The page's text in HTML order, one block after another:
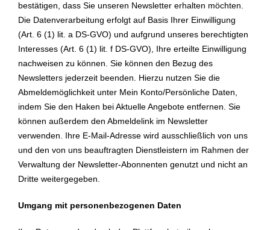
bestätigen, dass Sie unseren Newsletter erhalten möchten.
Die Datenverarbeitung erfolgt auf Basis Ihrer Einwilligung
(Art. 6 (1) lit. a DS-GVO) und aufgrund unseres berechtigten
Interesses (Art. 6 (1) lit. f DS-GVO), Ihre erteilte Einwilligung
nachweisen zu können. Sie können den Bezug des
Newsletters jederzeit beenden. Hierzu nutzen Sie die
Abmeldemöglichkeit unter Mein Konto/Persönliche Daten,
indem Sie den Haken bei Aktuelle Angebote entfernen. Sie
können außerdem den Abmeldelink im Newsletter
verwenden. Ihre E-Mail-Adresse wird ausschließlich von uns
und den von uns beauftragten Dienstleistern im Rahmen der
Verwaltung der Newsletter-Abonnenten genutzt und nicht an
Dritte weitergegeben.
Umgang mit personenbezogenen Daten